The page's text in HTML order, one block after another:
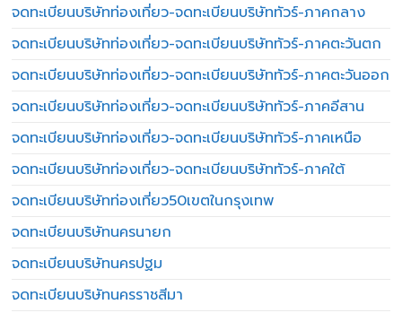
จดทะเบียนบริษัทท่องเที่ยว-จดทะเบียนบริษัททัวร์-ภาคกลาง
จดทะเบียนบริษัทท่องเที่ยว-จดทะเบียนบริษัททัวร์-ภาคตะวันตก
จดทะเบียนบริษัทท่องเที่ยว-จดทะเบียนบริษัททัวร์-ภาคตะวันออก
จดทะเบียนบริษัทท่องเที่ยว-จดทะเบียนบริษัททัวร์-ภาคอีสาน
จดทะเบียนบริษัทท่องเที่ยว-จดทะเบียนบริษัททัวร์-ภาคเหนือ
จดทะเบียนบริษัทท่องเที่ยว-จดทะเบียนบริษัททัวร์-ภาคใต้
จดทะเบียนบริษัทท่องเที่ยว50เขตในกรุงเทพ
จดทะเบียนบริษัทนครนายก
จดทะเบียนบริษัทนครปฐม
จดทะเบียนบริษัทนครราชสีมา